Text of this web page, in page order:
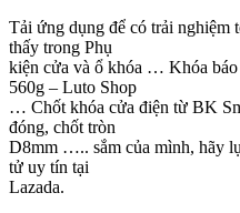
Tải ứng dụng để có trải
thấy trong Phụ
kiện cửa và ổ khóa … Khóa
560g – Luto Shop
… Chốt khóa cửa điện từ BK
đóng, chốt tròn
D8mm ….. sắm của mình, hãy
tử uy tín tại
Lazada.